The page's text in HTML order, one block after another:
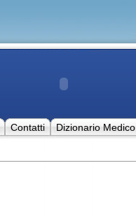
Contatti Dizionario Medico